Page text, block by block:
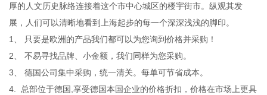
厚的人文历史脉络连接着这个市中心城区的楼宇街市。纵观其发
展，人们可以清晰地看到上海起步的每一个深深浅浅的脚印。
1、 只要是欧洲的产品我们都可以为您询到价格并采购！
2、 不易寻找品牌、小金额，我们同样为您采购。
3、 德国公司集中采购，统一清关。每单可节省成本。
4. 总部位于德国,享受德国本国企业的价格折扣，价格在市场上更具